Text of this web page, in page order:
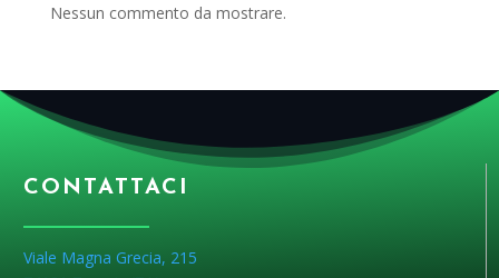
Nessun commento da mostrare.
CONTATTACI
Viale Magna Grecia, 215